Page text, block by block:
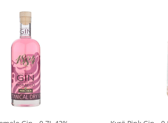
In den Korb